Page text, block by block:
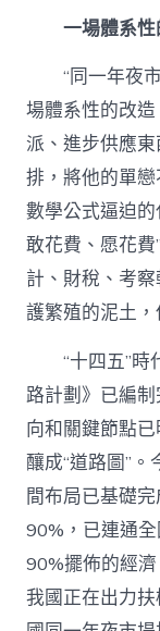
一場體系
“同一年夜
場體系性的改
派、進步供應
排，將他的單
數學公式逼迫
敢花費、愿花
計、財稅、考
護繁殖的泥土
“十四五”
路計劃》已編
向和關鍵節點已
釀成“道路圖”
間布局已基礎
90%，已連通
90%擺佈的經
我國正在出力